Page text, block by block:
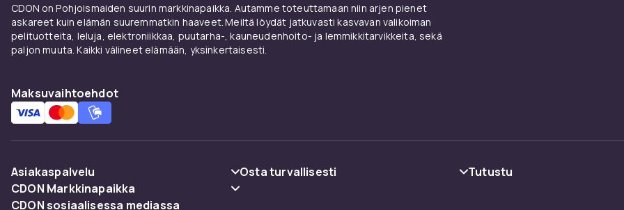
CDON on Pohjoismaiden suurin markkinapaikka. Autamme toteuttamaan niin arjen pienet
askareet kuin elämän suuremmatkin haaveet. Meiltä löydät jatkuvasti kasvavan valikoiman
pelituotteita, leluja, elektroniikkaa, puutarha-, kauneudenhoito- ja lemmikkitarvikkeita, sekä
paljon muuta. Kaikki välineet elämään, yksinkertaisesti.
Maksuvaihtoehdot
Asiakaspalvelu
Usein kysyttyä (UKK)
Osta turvallisesti
Tutustu
CDON Markkinapaikka
CDON sosiaalisessa mediassa